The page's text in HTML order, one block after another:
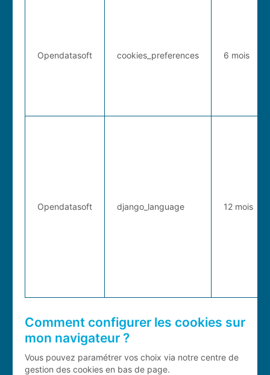
Opendatasoft cookies_preferences 6 mois
Opendatasoft django_language 12 mois
Comment configurer les cookies sur
mon navigateur ?
Vous pouvez paramétrer vos choix via notre centre de
gestion des cookies en bas de page.